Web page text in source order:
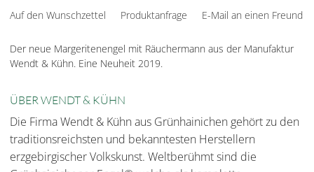
Auf den Wunschzettel Produktanfrage E-Mail an einen Freund
Der neue Margeritenengel mit Räuchermann aus der Manufaktur
Wendt & Kühn. Eine Neuheit 2019.
ÜBER WENDT & KÜHN
Die Firma Wendt & Kühn aus Grünhainichen gehört zu den
traditionsreichsten und bekanntesten Herstellern
erzgebirgischer Volkskunst. Weltberühmt sind die